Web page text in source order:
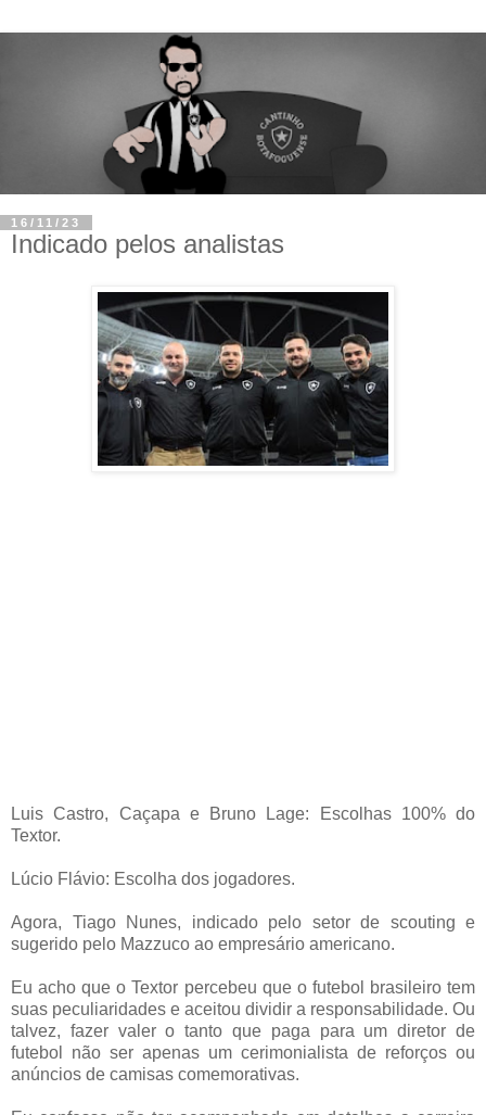
16/11/23
Indicado pelos analistas
Luis Castro, Caçapa e Bruno Lage: Escolhas 100% do
Textor.
Lúcio Flávio: Escolha dos jogadores.
Agora, Tiago Nunes, indicado pelo setor de scouting e
sugerido pelo Mazzuco ao empresário americano.
Eu acho que o Textor percebeu que o futebol brasileiro tem
suas peculiaridades e aceitou dividir a responsabilidade. Ou
talvez, fazer valer o tanto que paga para um diretor de
futebol não ser apenas um cerimonialista de reforços ou
anúncios de camisas comemorativas.